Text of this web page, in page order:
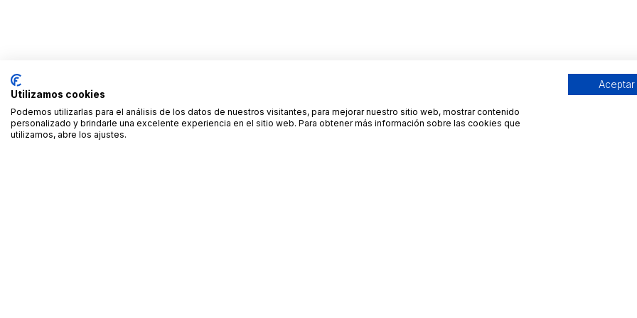
Utilizamos cookies
Podemos utilizarlas para el análisis de los datos de nuestros visitantes, para mejorar nuestro sitio web, mostrar contenido
personalizado y brindarle una excelente experiencia en el sitio web. Para obtener más información sobre las cookies que
utilizamos, abre los ajustes.